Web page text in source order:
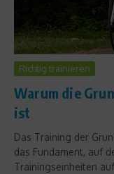
Richtig trainieren
Warum die
ist
Das Training der
das Fundament, auf
Trainingseinheiten